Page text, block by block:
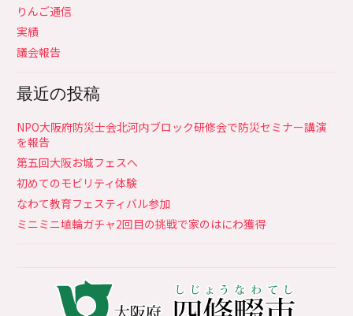
りんご通信
実績
議会報告
最近の投稿
NPO大阪府防災士会北河内ブロック研修会で防災セミナー講演
を報告
第五回大阪お城フェスへ
初めてのモビリティ体験
なわて教育フェスティバル参加
ミニミニ埴輪ガチャ2回目の挑戦で家のはにわ獲得